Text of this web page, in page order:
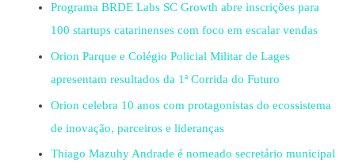
Programa BRDE Labs SC Growth abre inscrições para
100 startups catarinenses com foco em escalar vendas
Orion Parque e Colégio Policial Militar de Lages
apresentam resultados da 1ª Corrida do Futuro
Orion celebra 10 anos com protagonistas do ecossistema
de inovação, parceiros e lideranças
Thiago Mazuhy Andrade é nomeado secretário municipal